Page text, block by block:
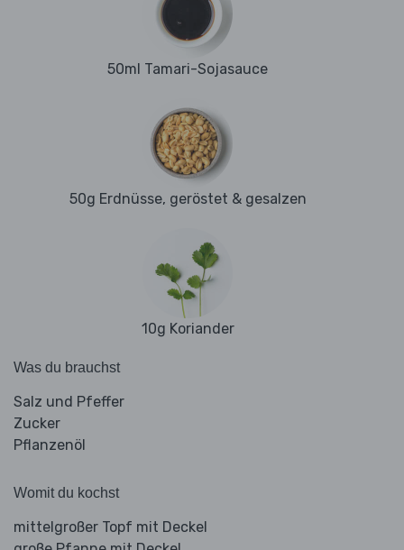
50ml Tamari-Sojasauce
50g Erdnüsse, geröstet & gesalzen
10g Koriander
Was du brauchst
Salz und Pfeffer
Zucker
Pflanzenöl
Womit du kochst
mittelgroßer Topf mit Deckel